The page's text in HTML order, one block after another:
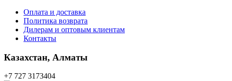
Оплата и доставка
Политика возврата
Дилерам и оптовым клиентам
Контакты
Казахстан, Алматы
+7 727 3173404